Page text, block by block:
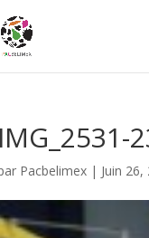
IMG_2531-
Pacbelimex | Juin 26,